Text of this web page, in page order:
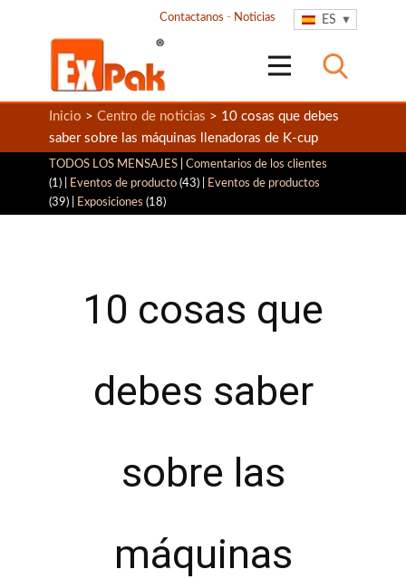
ES
Contactanos - Noticias
Inicio > Centro de noticias > 10 cosas que debes
saber sobre las máquinas llenadoras de K-cup
TODOS LOS MENSAJES
Comentarios de los clientes
(1) |
Eventos de producto (43) |
Eventos de productos
(39) |
Exposiciones (18)
10 cosas que
debes saber
sobre las
máquinas